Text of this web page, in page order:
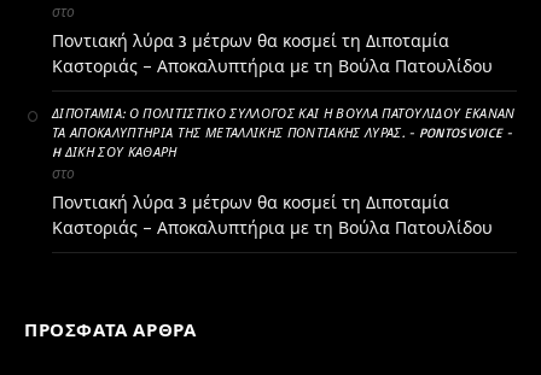
στο
Ποντιακή λύρα 3 μέτρων θα κοσμεί τη Διποταμία
Καστοριάς – Αποκαλυπτήρια με τη Βούλα Πατουλίδου
ΔΙΠΟΤΑΜΊΑ: Ο ΠΟΛΙΤΙΣΤΙΚΌ ΣΎΛΛΟΓΟΣ ΚΑΙ Η ΒΟΎΛΑ ΠΑΤΟΥΛΊΔΟΥ ΈΚΑΝΑΝ
ΤΑ ΑΠΟΚΑΛΥΠΤΉΡΙΑ ΤΗΣ ΜΕΤΑΛΛΙΚΉΣ ΠΟΝΤΙΑΚΉΣ ΛΎΡΑΣ. - PONTOSVOICE -
H ΔΙΚΉ ΣΟΥ ΚΑΘΑΡΗ
στο
Ποντιακή λύρα 3 μέτρων θα κοσμεί τη Διποταμία
Καστοριάς – Αποκαλυπτήρια με τη Βούλα Πατουλίδου
ΠΡΌΣΦΑΤΑ ΆΡΘΡΑ